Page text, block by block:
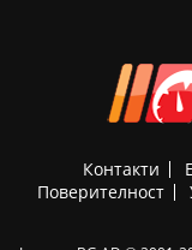
Контакти
Поверителност